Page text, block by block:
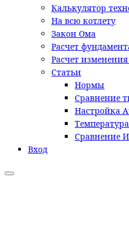
Калькулятор
На всю котлету
Закон Ома
Расчет
Расчет
Статьи
Нормы
Сравнение
Настройка
Сравнение
Вход